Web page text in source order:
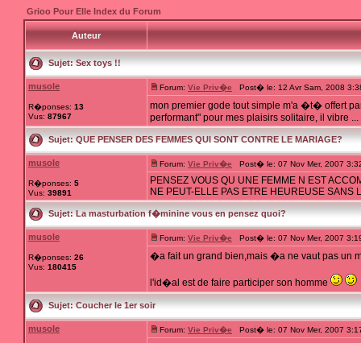
Grioo Pour Elle Index du Forum
Auteur
Sujet:Sex toys !!
musole
R�ponses: 13
Vus: 87967
Forum: Vie Priv�e Post� le: 12 Avr Sam, 2008
mon premier gode tout simple m'a �t� offert
performant" pour mes plaisirs solitaire, il vibre ...
Sujet:QUE PENSER DES FEMMES QUI SONT CONTRE LE MARIAGE?
musole
R�ponses: 5
Vus: 39891
Forum: Vie Priv�e Post� le: 07 Nov Mer, 2007
PENSEZ VOUS QU UNE FEMME N EST
NE PEUT-ELLE PAS ETRE HEUREUSE SANS
Sujet:La masturbation f�minine vous en pensez quoi?
musole
R�ponses: 26
Vus: 180415
Forum: Vie Priv�e Post� le: 07 Nov Mer, 2007
�a fait un grand bien,mais �a ne vaut pas un
l'id�al est de faire participer son homme
Sujet:Coucher le 1er soir
musole Forum: Vie Priv�e Post� le: 07 Nov Mer, 2007